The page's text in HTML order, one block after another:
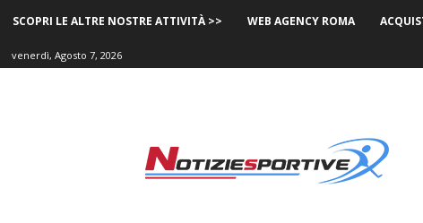
SCOPRI LE ALTRE NOSTRE ATTIVITÀ >> WEB AGENCY ROMA
venerdì, Agosto 7, 2026